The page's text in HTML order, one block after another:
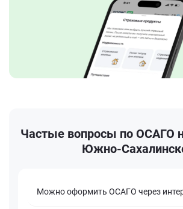
Частые вопросы по ОСАГО
Южно-
Можно оформить ОСАГО через